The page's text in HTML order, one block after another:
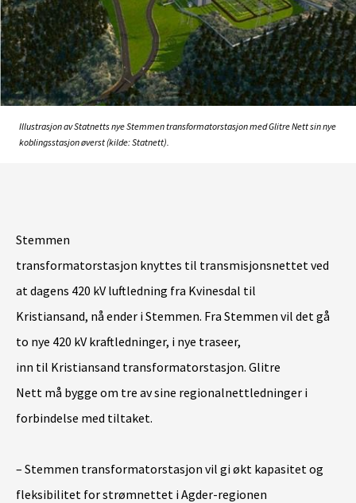
Illustrasjon av Statnetts nye Stemmen transformatorstasjon med Glitre Nett sin nye
koblingsstasjon øverst (kilde: Statnett).
Stemmen
transformatorstasjon knyttes til transmisjonsnettet ved
at dagens 420 kV luftledning fra Kvinesdal til
Kristiansand, nå ender i Stemmen. Fra Stemmen vil det gå
to nye 420 kV kraftledninger, i nye traseer,
inn til Kristiansand transformatorstasjon. Glitre
Nett må bygge om tre av sine regionalnettledninger i
forbindelse med tiltaket.
– Stemmen transformatorstasjon vil gi økt kapasitet og
fleksibilitet for strømnettet i Agder-regionen